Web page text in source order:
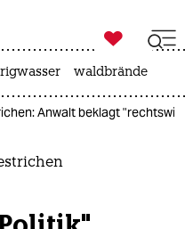

taz zahl ich
waldbrände
Anwalt beklagt